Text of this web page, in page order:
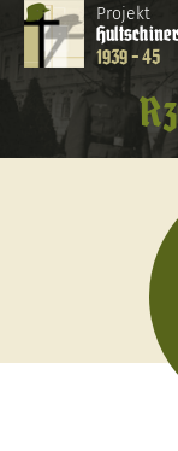
Projekt
Hultschiner
1939 - 45